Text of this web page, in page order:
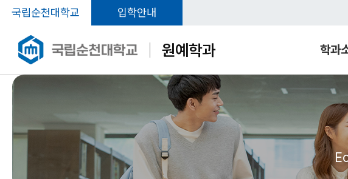
국립순천대학교 입학안내
원예학과 학과